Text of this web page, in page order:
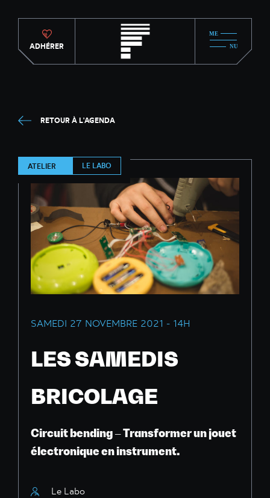
ADHÉRER
RETOUR À L'AGENDA
ATELIER LE LABO
SAMEDI 27 NOVEMBRE 2021 - 14H
LES SAMEDIS
BRICOLAGE
Circuit bending – Transformer un jouet
électronique en instrument.
Le Labo